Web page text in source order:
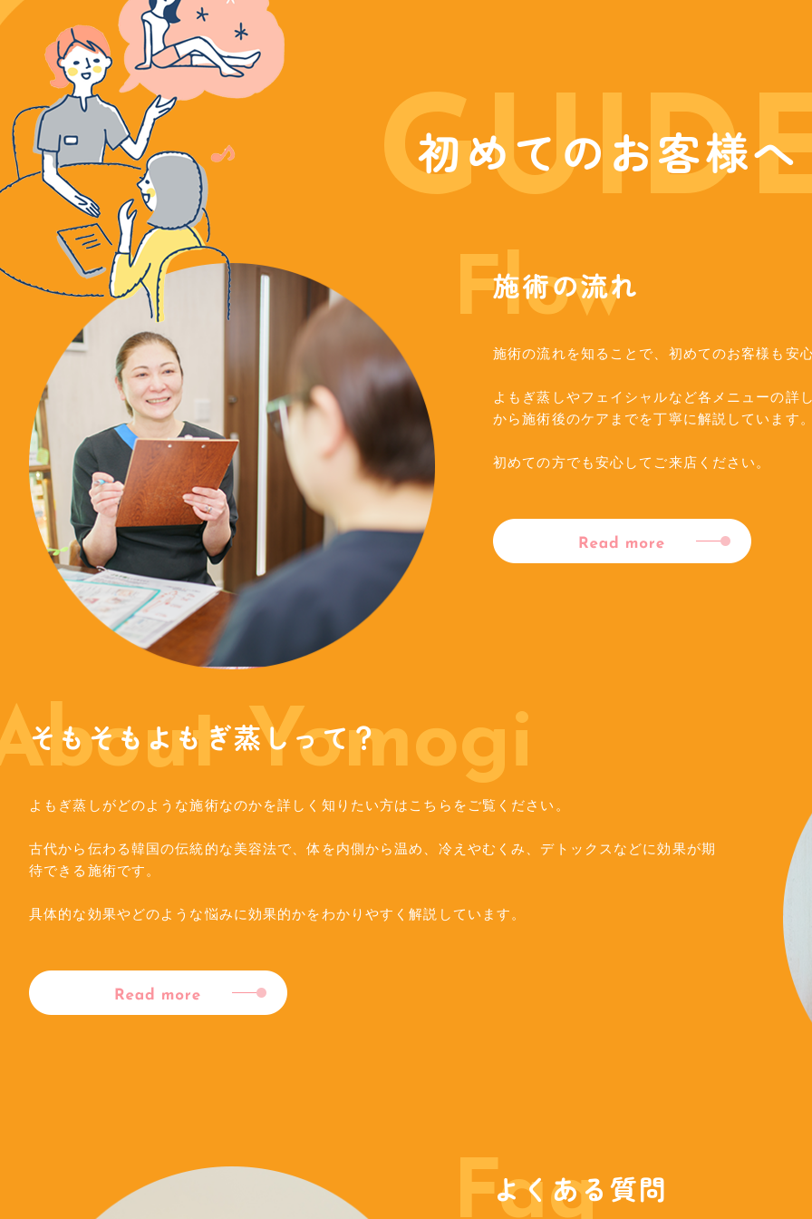
初めてのお客様へ
Flow
施術の流れ
施術の流れを知ることで、初めてのお客様も安
よもぎ蒸しやフェイシャルなど各メニューの詳
から施術後のケアまでを丁寧に解説しています
初めての方でも安心してご来店ください。
Yomogi
そもそもよもぎ蒸しって？
よもぎ蒸しがどのような施術なのかを詳しく知りたい方はこちらをご覧ください。
古代から伝わる韓国の伝統的な美容法で、体を内側から温め、冷えやむくみ、デトックスなどに効果が期
待できる施術です。
具体的な効果やどのような悩みに効果的かをわかりやすく解説しています。​​​​​​​
Faq
よくある質問